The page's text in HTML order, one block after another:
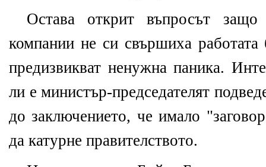
Остава открит въпросът защо
компании не си свършиха
предизвикват ненужна паника.
ли е министър-председателят
до заключението, че имало
да катурне правителството.